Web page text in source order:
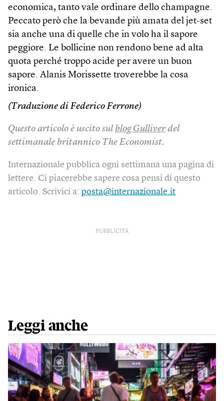
economica, tanto vale ordinare dello champagne.
Peccato però che la bevande più amata del jet-set
sia anche una di quelle che in volo ha il sapore
peggiore. Le bollicine non rendono bene ad alta
quota perché troppo acide per avere un buon
sapore. Alanis Morissette troverebbe la cosa
ironica.
(Traduzione di Federico Ferrone)
Questo articolo è uscito sul blog Gulliver del
settimanale britannico The Economist.
Internazionale pubblica ogni settimana una pagina di
lettere. Ci piacerebbe sapere cosa pensi di questo
articolo. Scrivici a: posta@internazionale.it
PUBBLICITÀ
Leggi anche